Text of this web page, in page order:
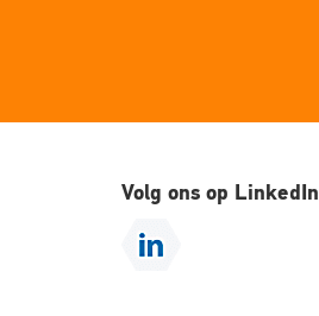
Volg ons op LinkedIn